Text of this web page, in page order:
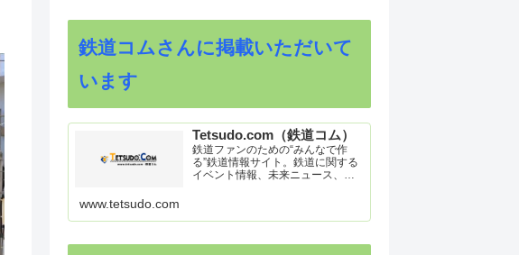
鉄道コムさんに掲載いただいて
います
Tetsudo.com（鉄道コム）
鉄道ファンのための“みんなで作
る”鉄道情報サイト。鉄道に関する
イベント情報、未来ニュース、車
ク集や、参加型ゲーム「駅つなゲ
www.tetsudo.com